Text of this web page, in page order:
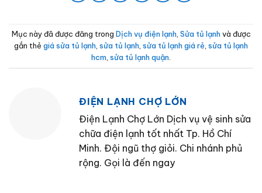
Mục này đã được đăng trong Dịch vụ điện lạnh, Sửa tủ lạnhvà được
gắn thẻ giá sửa tủ lạnh, sửa tủ lạnh, sửa tủ lạnh giá rẻ, sửa tủ lạnh
hcm, sửa tủ lạnh quận.
ĐIỆN LẠNH CHỢ LỚN
Điện Lạnh Chợ Lớn Dịch vụ vệ sinh sửa
chữa điện lạnh tốt nhất Tp. Hồ Chí
Minh. Đội ngũ thợ giỏi. Chi nhánh phủ
rộng. Gọi là đến ngay